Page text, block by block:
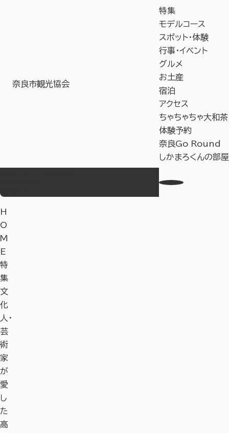
奈良市観光協会
特集
モデルコース
スポット・体験
行事・イベント
グルメ
お土産
宿泊
アクセス
ちゃちゃちゃ大和茶
体験予約
奈良Go Round
しかまろくんの部屋
H
O
M
E
特
集
文
化
人・
芸
術
家
が
愛
し
た
高